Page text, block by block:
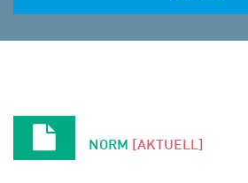
NORM [AKTUELL]